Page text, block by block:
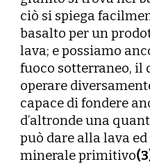
ciò si spiega
basalto per un
lava; e possiamo
fuoco sotterraneo, il
operare
capace di fondere
d’altronde una
può dare alla lava
minerale primitivo(3